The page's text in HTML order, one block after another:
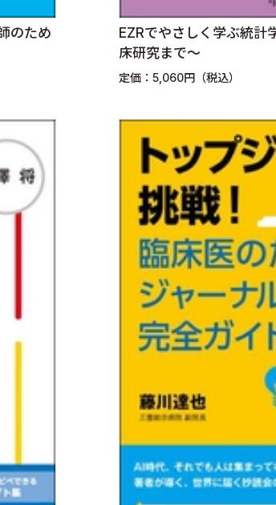
のため
EZRでやさしく学ぶ統
床研究まで〜
定価：5,060円（税込）